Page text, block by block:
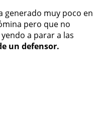
generado muy poco en
pero que no
a parar a las
un defensor.